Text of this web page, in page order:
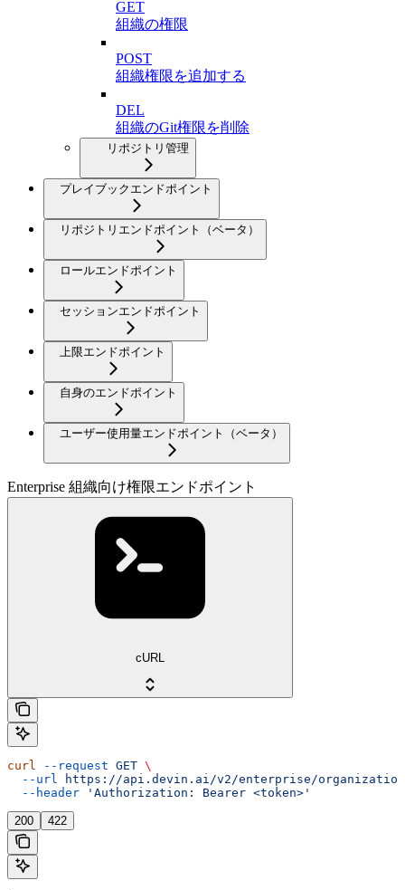
GET
組織の権限
POST
組織権限を追加する
DEL
組織のGit権限を削除
リポジトリ管理
プレイブックエンドポイント
リポジトリエンドポイント（ベータ）
ロールエンドポイント
セッションエンドポイント
上限エンドポイント
自身のエンドポイント
ユーザー使用量エンドポイント（ベータ）
Enterprise 組織向け権限エンドポイント
cURL
curl --request GET \
  --url
https://api.devin.ai/v2/enterprise/
  --header
'Authorization: Bearer <token>'
200 422